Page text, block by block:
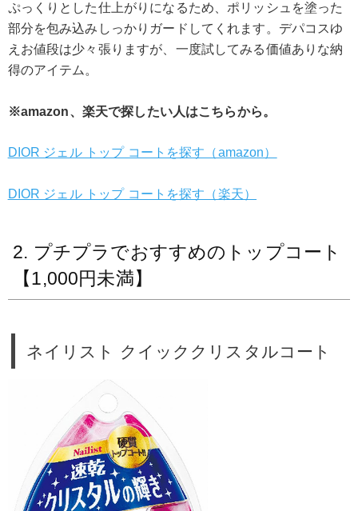
ぷっくりとした仕上がりになるため、ポリッシュを塗った
部分を包み込みしっかりガードしてくれます。デパコスゆ
えお値段は少々張りますが、一度試してみる価値ありな納
得のアイテム。
※amazon、楽天で探したい人はこちらから。
DIOR ジェル トップ コートを探す（amazon）
DIOR ジェル トップ コートを探す（楽天）
2. プチプラでおすすめのトップコート
【1,000円未満】
ネイリスト クイッククリスタルコート